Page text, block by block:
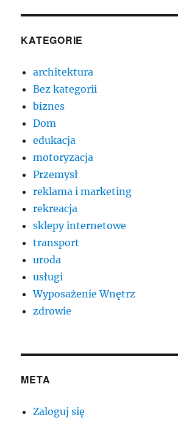
KATEGORIE
architektura
Bez kategorii
biznes
Dom
edukacja
motoryzacja
Przemysł
reklama i marketing
rekreacja
sklepy internetowe
transport
uroda
usługi
Wyposażenie Wnętrz
zdrowie
META
Zaloguj się